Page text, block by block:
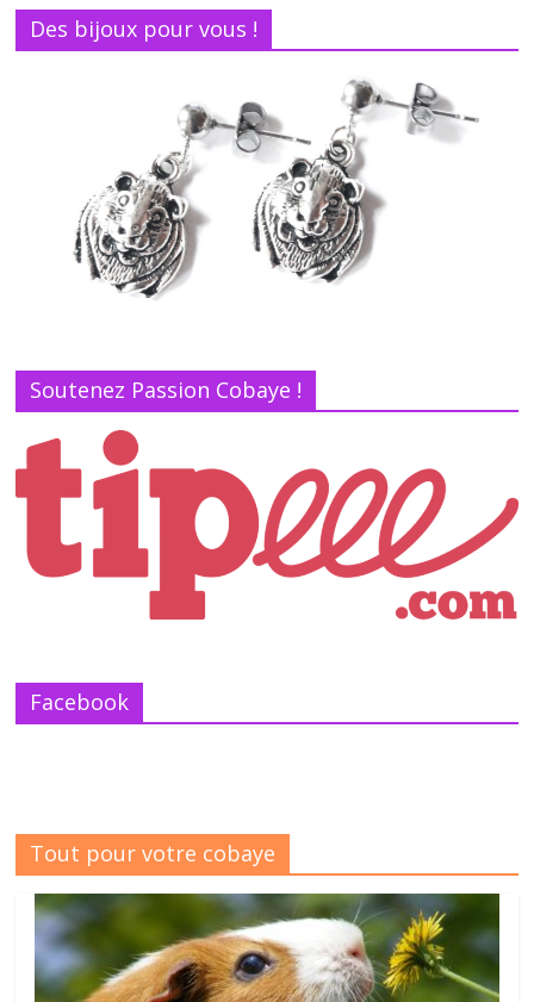
Des bijoux pour vous !
Soutenez Passion Cobaye !
Facebook
Tout pour votre cobaye